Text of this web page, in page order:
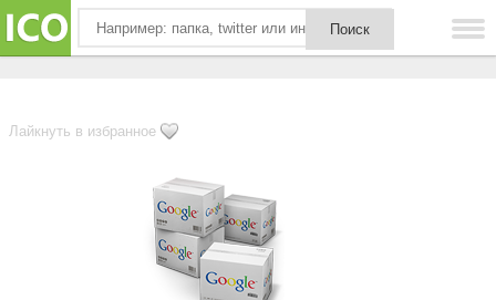
Лайкнуть в избранное